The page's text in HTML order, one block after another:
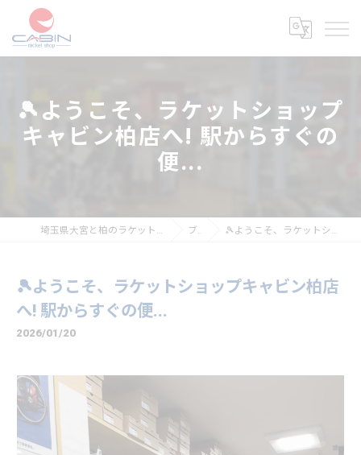
🎾ようこそ、ラケットショップ
キャビン柏店へ! 駅からすぐの
便...
埼玉県大宮と柏のラケットショップならラケットショップキャビン ブログ 🎾ようこそ、ラケットショップキャビン柏店へ! 駅からすぐの便...
🎾ようこそ、ラケットショップキャビン柏店
へ! 駅からすぐの便...
2026/01/20